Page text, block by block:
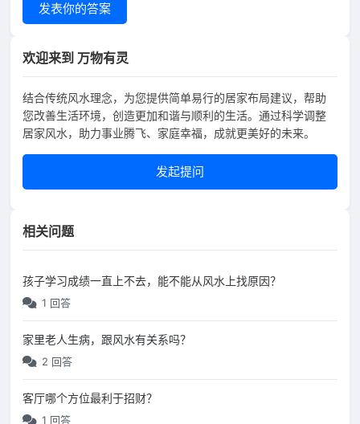
发表你的答案
欢迎来到 万物有灵
结合传统风水理念，为您提供简单易行的居家布局建议，帮助
您改善生活环境，创造更加和谐与顺利的生活。通过科学调整
居家风水，助力事业腾飞、家庭幸福，成就更美好的未来。
发起提问
相关问题
孩子学习成绩一直上不去，能不能从风水上找原因？
1 回答
家里老人生病，跟风水有关系吗？
2 回答
客厅哪个方位最利于招财？
1 回答